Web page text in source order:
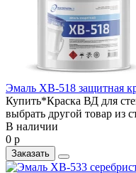
Эмаль ХВ-518 защитная
Купить*Краска ВД для
выбрать другой товар из
В наличии
0 р
Заказать